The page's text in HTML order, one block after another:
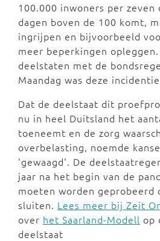
100.000 inwoners per zeven
dagen boven de 100 komt,
ingrijpen en bijvoorbeeld
meer beperkingen
deelstaten met de
Maandag was deze
Dat de deelstaat dit
nu in heel Duitsland het
toeneemt en de zorg
overbelasting, noemde
'gewaagd'. De
jaar na het begin van de
moeten worden geprobeerd
sluiten. Lees meer bij Zeit
over het Saarland-Modell op
deelstaat